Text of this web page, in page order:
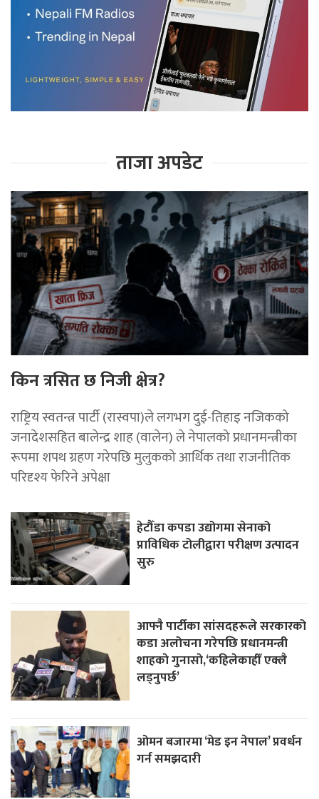
ताजा अपडेट
किन त्रसित छ निजी क्षेत्र?
राष्ट्रिय स्वतन्त्र पार्टी (रास्वपा)ले लगभग दुई-तिहाइ नजिकको
जनादेशसहित बालेन्द्र शाह (वालेन) ले नेपालको प्रधानमन्त्रीका
रूपमा शपथ ग्रहण गरेपछि मुलुकको आर्थिक तथा राजनीतिक
परिदृश्य फेरिने अपेक्षा
हेटौँडा कपडा उद्योगमा सेनाको
प्राविधिक टोलीद्वारा परीक्षण उत्पादन
सुरु
आफ्नै पार्टीका सांसदहरूले सरकारको
कडा अलोचना गरेपछि प्रधानमन्त्री
शाहकाे गुनासाे,‘कहिलेकाहीँ एक्लै
लड्नुपर्छ’
ओमन बजारमा ‘मेड इन नेपाल’ प्रवर्धन
गर्न समझदारी